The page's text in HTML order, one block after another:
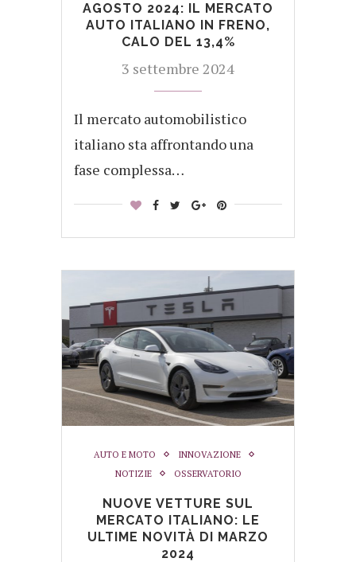
AGOSTO 2024: IL MERCATO
AUTO ITALIANO IN FRENO,
CALO DEL 13,4%
3 settembre 2024
Il mercato automobilistico
italiano sta affrontando una
fase complessa…
AUTO E MOTO
INNOVAZIONE
NOTIZIE
OSSERVATORIO
NUOVE VETTURE SUL
MERCATO ITALIANO: LE
ULTIME NOVITÀ DI MARZO
2024